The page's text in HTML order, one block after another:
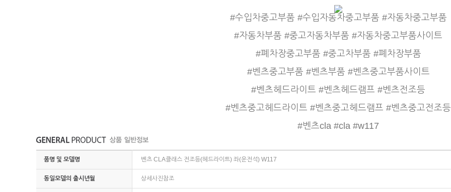
#수입차중고부품 #수입자동차중고부품 #자동차중고부품
#자동차부품 #중고자동차부품 #자동차중고부품사이트
#폐차장중고부품 #중고차부품 #폐차장부품
#벤츠중고부품 #벤츠부품 #벤츠중고부품사이트
#벤츠헤드라이트 #벤츠헤드램프 #벤츠전조등
#벤츠중고헤드라이트 #벤츠중고헤드램프 #벤츠중고전조등
#벤츠cla #cla #w117
품명 및 모델명 벤츠 CLA클래스 전조등(헤드라이트) 좌(운전석) W117
동일모델의 출시년월 상세사진참조